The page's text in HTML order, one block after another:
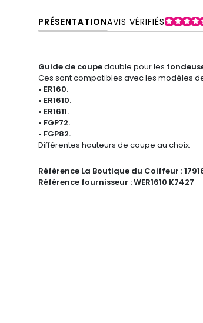
PRÉSENTATIONAVIS VÉRIFIÉS
Guide de coupedouble pour les
Ces sont compatibles avec les modèles
• ER160.
• ER1610.
• ER1611.
• FGP72.
• FGP82.
Différentes hauteurs de coupe au choix.
Référence La Boutique du Coiffeur :
Référence fournisseur :WER1610 K7427